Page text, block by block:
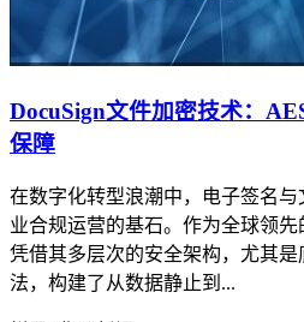
DocuSign文件加密技术：
保障
在数字化转型浪潮中，电子签名
业合规运营的基石。作为全球领先
凭借其多层次的安全架构，尤其是
法，构建了从数据静止到...